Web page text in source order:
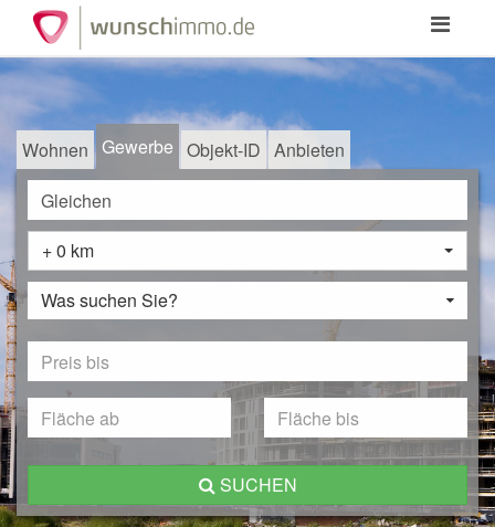
Toggle
Wohnen Gewerbe Objekt-ID Anbieten
+ 0 km
Was suchen Sie?
SUCHEN